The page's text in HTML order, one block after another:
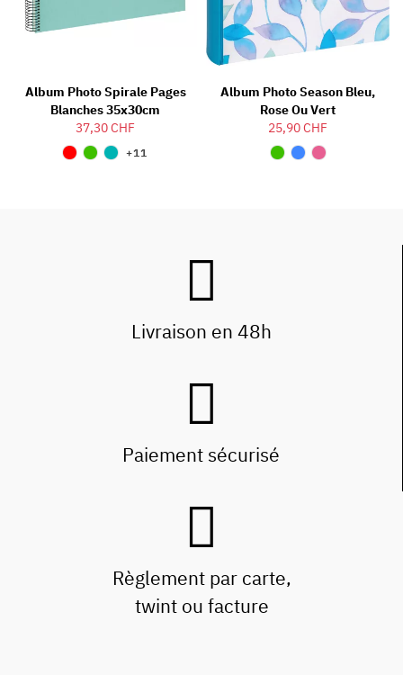
Album Photo Spirale Pages
Blanches 35x30cm
37,30 CHF
+11
Album Photo Season Bleu,
Rose Ou Vert
25,90 CHF
Livraison en 48h
Paiement sécurisé
Règlement par carte,
twint ou facture